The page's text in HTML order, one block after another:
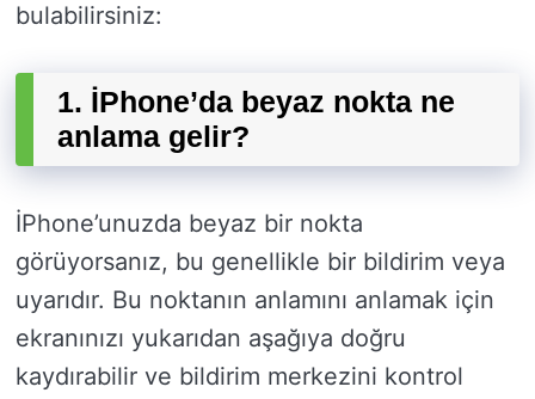
bulabilirsiniz:
1. İPhone’da beyaz nokta ne
anlama gelir?
İPhone’unuzda beyaz bir nokta
görüyorsanız, bu genellikle bir bildirim veya
uyarıdır. Bu noktanın anlamını anlamak için
ekranınızı yukarıdan aşağıya doğru
kaydırabilir ve bildirim merkezini kontrol